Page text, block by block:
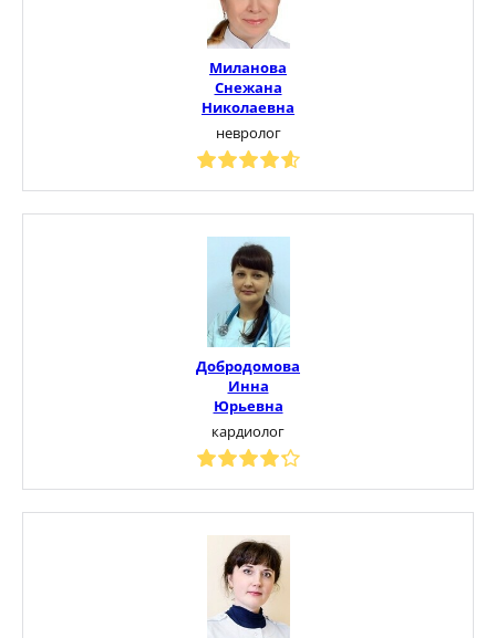
Миланова
Снежана
Николаевна
невролог
Добродомова
Инна
Юрьевна
кардиолог